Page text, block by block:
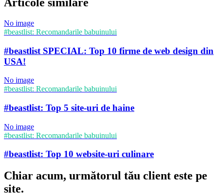
No image
#beastlist: Recomandarile babuinului
#beastlist SPECIAL: Top 10 firme de web design din
USA!
No image
#beastlist: Recomandarile babuinului
#beastlist: Top 5 site-uri de haine
No image
#beastlist: Recomandarile babuinului
#beastlist: Top 10 website-uri culinare
Chiar acum, următorul tău client este pe
site.